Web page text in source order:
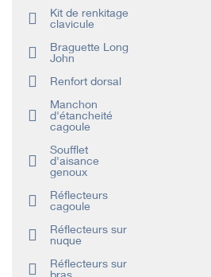
Kit de renkitage
clavicule
Braguette Long
John
Renfort dorsal
Manchon
d'étancheité
cagoule
Soufflet
d'aisance
genoux
Réflecteurs
cagoule
Réflecteurs sur
nuque
Réflecteurs sur
bras